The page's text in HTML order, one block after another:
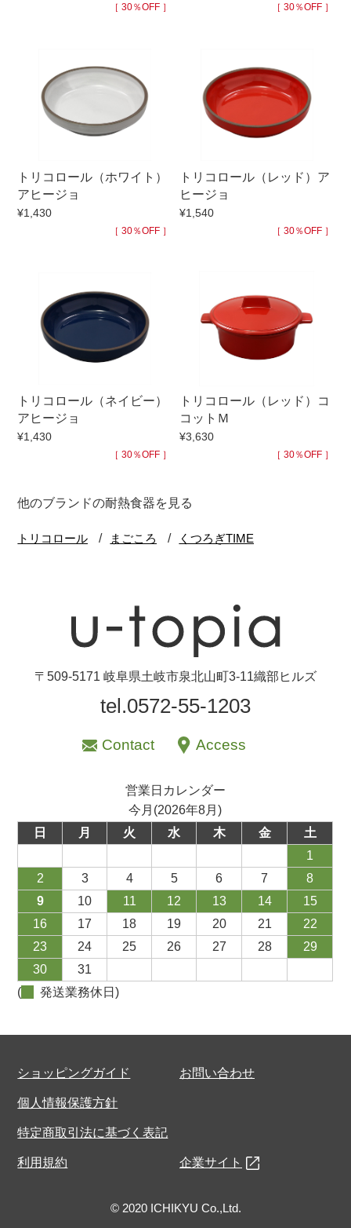
［ 30％OFF ］ ［ 30％OFF ］
トリコロール（ホワイト）
アヒージョ
¥1,430
［ 30％OFF ］
トリコロール（レッド）ア
ヒージョ
¥1,540
［ 30％OFF ］
トリコロール（ネイビー）
アヒージョ
¥1,430
［ 30％OFF ］
トリコロール（レッド）コ
コットＭ
¥3,630
［ 30％OFF ］
他のブランドの耐熱食器を見る
〒509-5171 岐阜県土岐市泉北山町3-11織部ヒルズ
tel.0572-55-1203
Contact Access
営業日カレンダー
今月(2026年8月)
日
月 火 水 木 金
土
1
2
3 4 5 6 7
8
9
10 11 12 13 14
15
16
17 18 19 20 21
22
23
24 25 26 27 28
29
30
31
(
発送業務休日)
ショッピングガイド お問い合わせ
個人情報保護方針
特定商取引法に基づく表記
利用規約 企業サイト
© 2020 ICHIKYU Co.,Ltd.